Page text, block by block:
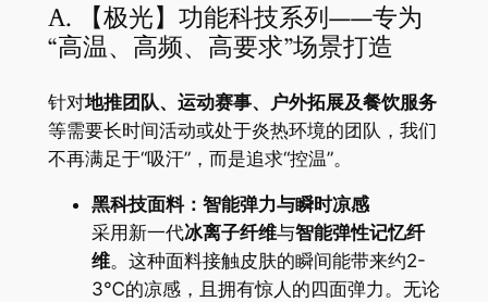
A. 【极光】功能科技系列——专为
“高温、高频、高要求”场景打造
针对地推团队、运动赛事、户外拓展及餐饮服务
等需要长时间活动或处于炎热环境的团队，我们
不再满足于“吸汗”，而是追求“控温”。
黑科技面料：智能弹力与瞬时凉感
采用新一代冰离子纤维与智能弹性记忆纤
维。这种面料接触皮肤的瞬间能带来约2-
3℃的凉感，且拥有惊人的四面弹力。无论